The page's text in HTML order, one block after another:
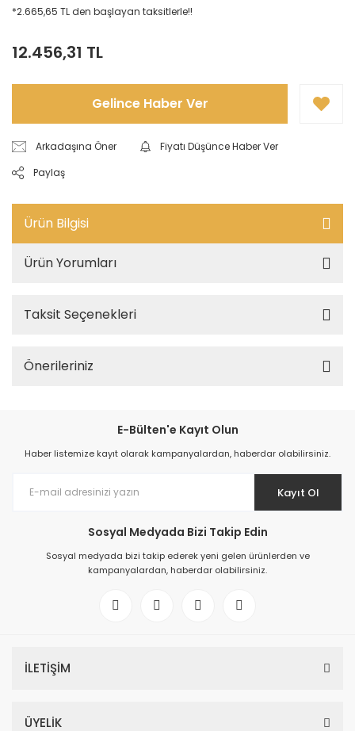
*2.665,65 TL den başlayan taksitlerle!!
12.456,31 TL
Gelince Haber Ver
Arkadaşına Öner
Fiyatı Düşünce Haber Ver
Paylaş
Ürün Bilgisi
Ürün Yorumları
Taksit Seçenekleri
Önerileriniz
E-Bülten'e Kayıt Olun
Haber listemize kayıt olarak kampanyalardan, haberdar olabilirsiniz.
Kayıt Ol
Sosyal Medyada Bizi Takip Edin
Sosyal medyada bizi takip ederek yeni gelen ürünlerden ve
kampanyalardan, haberdar olabilirsiniz.
İLETİŞİM
ÜYELİK